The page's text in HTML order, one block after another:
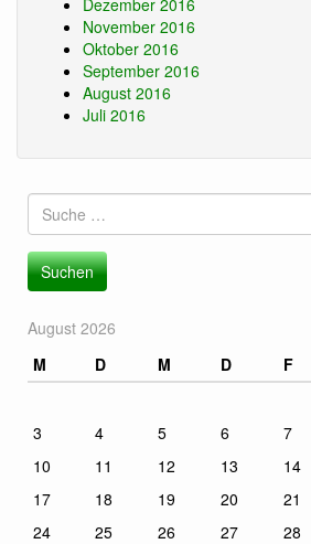
Dezember 2016
November 2016
Oktober 2016
September 2016
August 2016
Juli 2016
Suche
nach:
August 2026
M
D M D F
3
4 5 6 7
10
11 12 13 14
17
18 19 20 21
24
25 26 27 28